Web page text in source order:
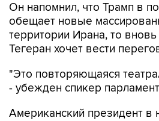
Он напомнил, что Трамп в
обещает новые
территории Ирана, то вновь
Тегеран хочет вести
"Это повторяющаяся
- убежден спикер
Американский президент в